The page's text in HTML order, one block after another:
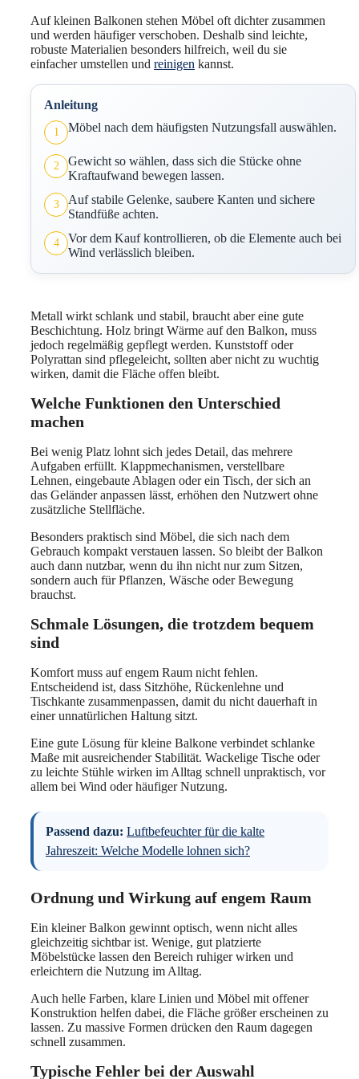
Auf kleinen Balkonen stehen Möbel oft dichter zusammen
und werden häufiger verschoben. Deshalb sind leichte,
robuste Materialien besonders hilfreich, weil du sie
einfacher umstellen und reinigen kannst.
Anleitung
1 Möbel nach dem häufigsten Nutzungsfall auswählen.
2
Gewicht so wählen, dass sich die Stücke ohne
Kraftaufwand bewegen lassen.
3
Auf stabile Gelenke, saubere Kanten und sichere
Standfüße achten.
4
Vor dem Kauf kontrollieren, ob die Elemente auch bei
Wind verlässlich bleiben.
Metall wirkt schlank und stabil, braucht aber eine gute
Beschichtung. Holz bringt Wärme auf den Balkon, muss
jedoch regelmäßig gepflegt werden. Kunststoff oder
Polyrattan sind pflegeleicht, sollten aber nicht zu wuchtig
wirken, damit die Fläche offen bleibt.
Welche Funktionen den Unterschied
machen
Bei wenig Platz lohnt sich jedes Detail, das mehrere
Aufgaben erfüllt. Klappmechanismen, verstellbare
Lehnen, eingebaute Ablagen oder ein Tisch, der sich an
das Geländer anpassen lässt, erhöhen den Nutzwert ohne
zusätzliche Stellfläche.
Besonders praktisch sind Möbel, die sich nach dem
Gebrauch kompakt verstauen lassen. So bleibt der Balkon
auch dann nutzbar, wenn du ihn nicht nur zum Sitzen,
sondern auch für Pflanzen, Wäsche oder Bewegung
brauchst.
Schmale Lösungen, die trotzdem bequem
sind
Komfort muss auf engem Raum nicht fehlen.
Entscheidend ist, dass Sitzhöhe, Rückenlehne und
Tischkante zusammenpassen, damit du nicht dauerhaft in
einer unnatürlichen Haltung sitzt.
Eine gute Lösung für kleine Balkone verbindet schlanke
Maße mit ausreichender Stabilität. Wackelige Tische oder
zu leichte Stühle wirken im Alltag schnell unpraktisch, vor
allem bei Wind oder häufiger Nutzung.
Passend dazu: Luftbefeuchter für die kalte
Jahreszeit: Welche Modelle lohnen sich?
Ordnung und Wirkung auf engem Raum
Ein kleiner Balkon gewinnt optisch, wenn nicht alles
gleichzeitig sichtbar ist. Wenige, gut platzierte
Möbelstücke lassen den Bereich ruhiger wirken und
erleichtern die Nutzung im Alltag.
Auch helle Farben, klare Linien und Möbel mit offener
Konstruktion helfen dabei, die Fläche größer erscheinen zu
lassen. Zu massive Formen drücken den Raum dagegen
schnell zusammen.
Typische Fehler bei der Auswahl